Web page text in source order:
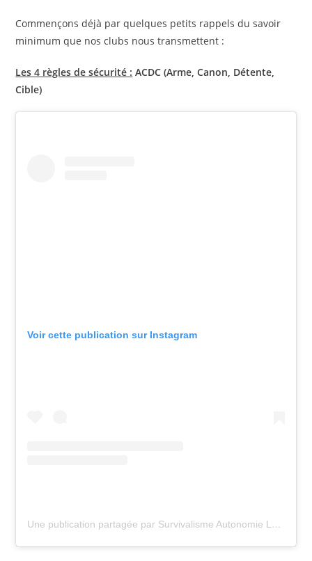
Commençons déjà par quelques petits rappels du savoir
minimum que nos clubs nous transmettent :
Les 4 règles de sécurité : ACDC​​​​​​​​​​ (Arme, Canon, Détente,
Cible)
Voir cette publication sur Instagram
Une publication partagée par Survivalisme Autonomie LowTech (@mouton_resilient)